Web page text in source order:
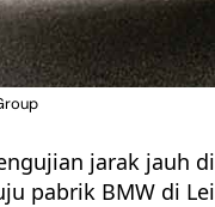
jarak jauh
pabrik BMW di